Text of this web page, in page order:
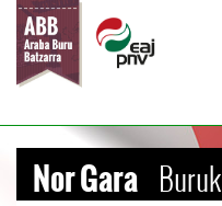
Nor Gara